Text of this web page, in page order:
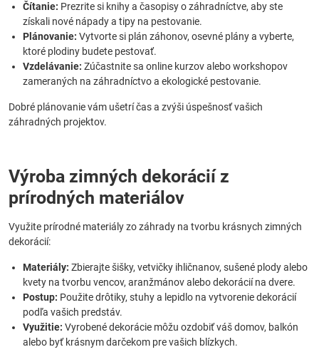
Čítanie: Prezrite si knihy a časopisy o záhradníctve, aby ste
získali nové nápady a tipy na pestovanie.
Plánovanie: Vytvorte si plán záhonov, osevné plány a vyberte,
ktoré plodiny budete pestovať.
Vzdelávanie: Zúčastnite sa online kurzov alebo workshopov
zameraných na záhradníctvo a ekologické pestovanie.
Dobré plánovanie vám ušetrí čas a zvýši úspešnosť vašich
záhradných projektov.
Výroba zimných dekorácií z
prírodných materiálov
Využite prírodné materiály zo záhrady na tvorbu krásnych zimných
dekorácií:
Materiály: Zbierajte šišky, vetvičky ihličnanov, sušené plody alebo
kvety na tvorbu vencov, aranžmánov alebo dekorácií na dvere.
Postup: Použite drôtiky, stuhy a lepidlo na vytvorenie dekorácií
podľa vašich predstáv.
Využitie: Vyrobené dekorácie môžu ozdobiť váš domov, balkón
alebo byť krásnym darčekom pre vašich blízkych.